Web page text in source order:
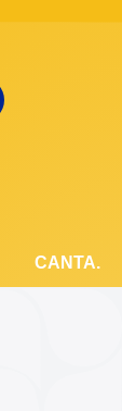
CANTA.